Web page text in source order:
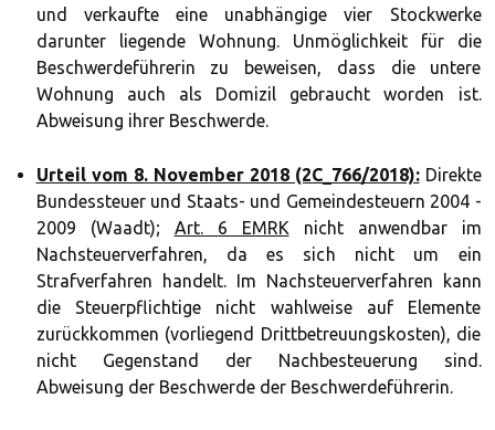
und verkaufte eine unabhängige vier Stockwerke
darunter liegende Wohnung. Unmöglichkeit für die
Beschwerdeführerin zu beweisen, dass die untere
Wohnung auch als Domizil gebraucht worden ist.
Abweisung ihrer Beschwerde.
Urteil vom 8. November 2018 (2C_766/2018):Direkte
Bundessteuer und Staats- und Gemeindesteuern 2004 -
2009 (Waadt); Art. 6 EMRK nicht anwendbar im
Nachsteuerverfahren, da es sich nicht um ein
Strafverfahren handelt. Im Nachsteuerverfahren kann
die Steuerpflichtige nicht wahlweise auf Elemente
zurückkommen (vorliegend Drittbetreuungskosten), die
nicht Gegenstand der Nachbesteuerung sind.
Abweisung der Beschwerde der Beschwerdeführerin.